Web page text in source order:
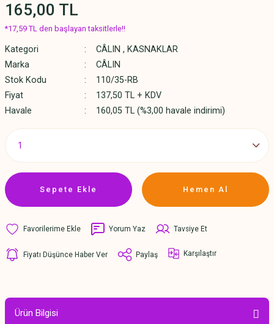
165,00 TL
*17,59 TL den başlayan taksitlerle!!
Kategori CÂLIN , KASNAKLAR
Marka
CÂLIN
Stok Kodu
110/35-RB
Fiyat
137,50 TL + KDV
Havale
160,05 TL (%3,00 havale indirimi)
Sepete Ekle Hemen Al
Yorum Yaz Tavsiye Et
Fiyatı Düşünce Haber Ver Paylaş Karşılaştır
Ürün Bilgisi